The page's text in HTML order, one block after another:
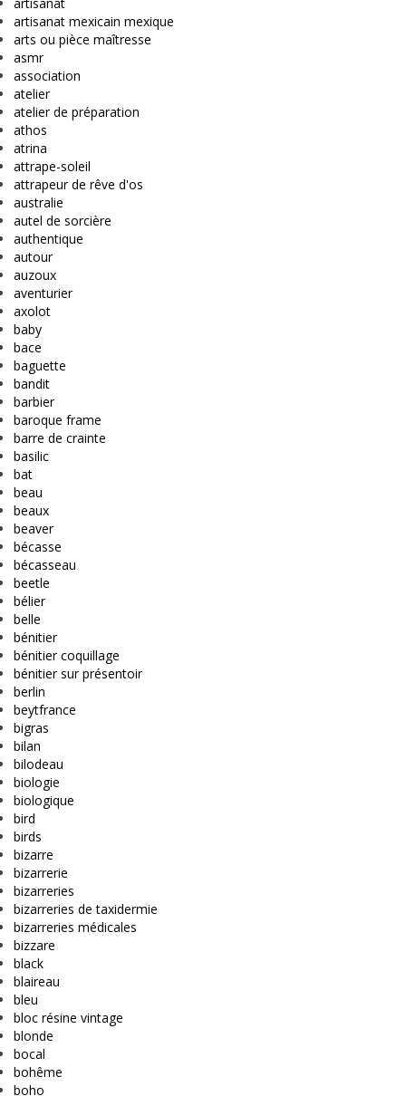
artisanat mexicain mexique
arts ou pièce maîtresse
asmr
association
atelier
atelier de préparation
athos
atrina
attrape-soleil
attrapeur de rêve d'os
australie
autel de sorcière
authentique
autour
auzoux
aventurier
axolot
baby
bace
baguette
bandit
barbier
baroque frame
barre de crainte
basilic
bat
beau
beaux
beaver
bécasse
bécasseau
beetle
bélier
belle
bénitier
bénitier coquillage
bénitier sur présentoir
berlin
beytfrance
bigras
bilan
bilodeau
biologie
biologique
bird
birds
bizarre
bizarrerie
bizarreries
bizarreries de taxidermie
bizarreries médicales
bizzare
black
blaireau
bleu
bloc résine vintage
blonde
bocal
bohême
boho